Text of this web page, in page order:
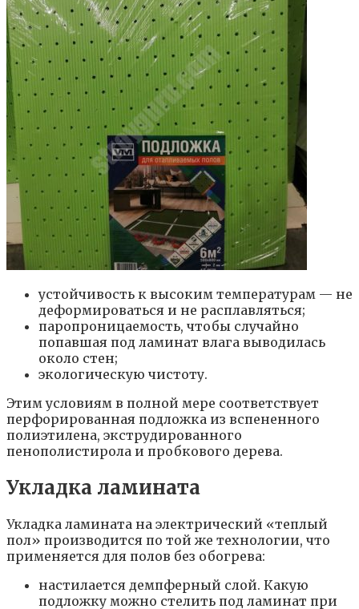
устойчивость к высоким температурам — не
деформироваться и не расплавляться;
паропроницаемость, чтобы случайно
попавшая под ламинат влага выводилась
около стен;
экологическую чистоту.
Этим условиям в полной мере соответствует
перфорированная подложка из вспененного
полиэтилена, экструдированного
пенополистирола и пробкового дерева.
Укладка ламината
Укладка ламината на электрический «теплый
пол» производится по той же технологии, что
применяется для полов без обогрева:
настилается демпферный слой. Какую
подложку можно стелить под ламинат при